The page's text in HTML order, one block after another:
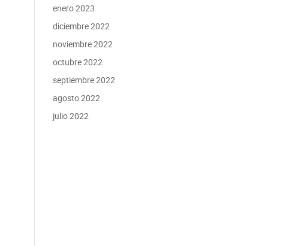
enero 2023
diciembre 2022
noviembre 2022
octubre 2022
septiembre 2022
agosto 2022
julio 2022